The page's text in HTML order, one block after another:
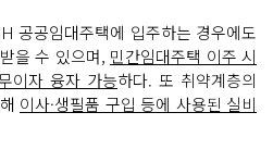
공공임대주택에 입주하는 경우에도
을 수 있으며, 민간임대주택 이주 시
이자 융자 가능하다. 또 취약계층의
이사·생필품 구입 등에 사용된 실비